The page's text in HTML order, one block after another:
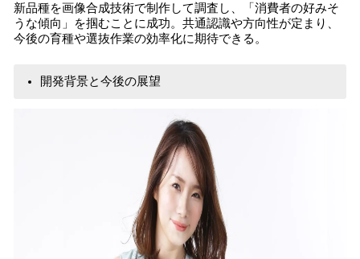
新品種を画像合成技術で制作して調査し、「消費者の好みそ
うな傾向」を掴むことに成功。共通認識や方向性が定まり、
今後の育種や選抜作業の効率化に期待できる。
開発背景と今後の展望